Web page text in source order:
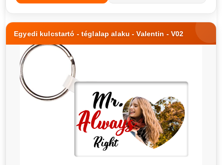
Egyedi kulcstartó - téglalap alaku - Valentin - V02